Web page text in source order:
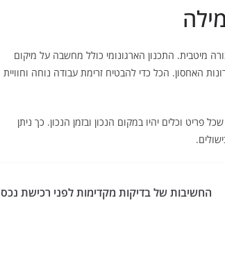
מיטבית. התכנון הארגונומי כולל מחשבה על מיקום
האחסון. הכל כדי להבטיח זרימת עבודה נוחה וחוויית
וכלים יהיו במקום הנכון ובזמן הנכון. כך ניתן
החשיבות של בדיקות מקדימות לפני רכישת נכס